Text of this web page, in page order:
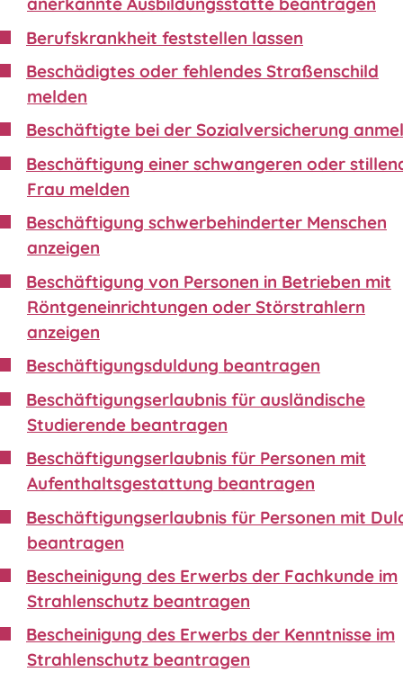
Berufskrankheit feststellen lassen
Beschädigtes oder fehlendes Straßenschild
melden
Beschäftigte bei der Sozialversicherung
Beschäftigung einer schwangeren oder
Frau melden
Beschäftigung schwerbehinderter Menschen
anzeigen
Beschäftigung von Personen in Betrieben mit
Röntgeneinrichtungen oder Störstrahlern
anzeigen
Beschäftigungsduldung beantragen
Beschäftigungserlaubnis für ausländische
Studierende beantragen
Beschäftigungserlaubnis für Personen mit
Aufenthaltsgestattung beantragen
Beschäftigungserlaubnis für Personen mit
beantragen
Bescheinigung des Erwerbs der Fachkunde im
Strahlenschutz beantragen
Bescheinigung des Erwerbs der Kenntnisse im
Strahlenschutz beantragen